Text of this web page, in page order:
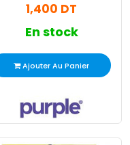
1,400 DT
En stock
Ajouter Au Panier